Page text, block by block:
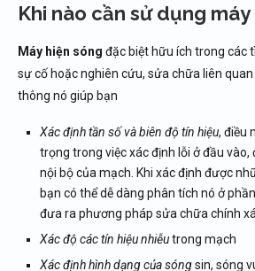
Khi nào cần sử dụng máy
Máy hiện sóng đặc biệt hữu ích trong các
sự cố hoặc nghiên cứu, sửa chữa liên
thông nó giúp bạn
Xác định tần số và biên độ tín hiệu, điều
trọng trong việc xác định lỗi ở đầu vào,
nội bộ của mạch. Khi xác định được
bạn có thể dễ dàng phân tích nó ở
đưa ra phương pháp sửa chữa chính
Xác độ các tín hiệu nhiễutrong mạch
Xác định hình dạng của sóngsin, sóng